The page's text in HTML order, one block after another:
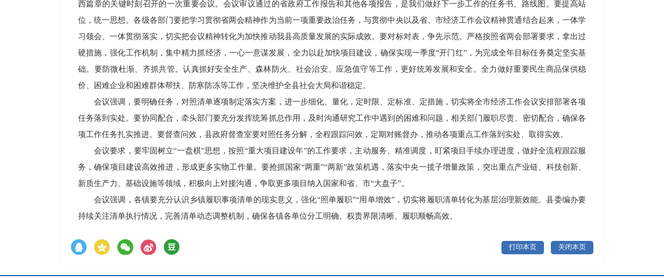
西篇章的关键时刻召开的一次重要会议。会议审议通过的省政府工作报告和其他各项报告，是我们做好下一步工作的任务书、路线图。要提高站
位，统一思想。各级各部门要把学习贯彻省两会精神作为当前一项重要政治任务，与贯彻中央以及省、市经济工作会议精神贯通结合起来，一体学
习领会、一体贯彻落实，切实把会议精神转化为加快推动我县高质量发展的实际成效。要对标对表，争先示范。严格按照省两会部署要求，拿出过
硬措施，强化工作机制，集中精力抓经济，一心一意谋发展，全力以赴加快项目建设，确保实现一季度“开门红”，为完成全年目标任务奠定坚实基
础。要防微杜渐、齐抓共管。认真抓好安全生产、森林防火、社会治安、应急值守等工作，更好统筹发展和安全。全力做好重要民生商品保供稳
价、困难企业和困难群体帮扶、防寒防冻等工作，坚决维护全县社会大局和谐稳定。
会议强调，要明确任务，对照清单逐项制定落实方案，进一步细化、量化，定时限、定标准、定措施，切实将全市经济工作会议安排部署各项
任务落到实处。要协同配合，牵头部门要充分发挥统筹抓总作用，及时沟通研究工作中遇到的困难和问题，相关部门履职尽责、密切配合，确保各
项工作任务扎实推进。要督查问效，县政府督查室要对照任务分解，全程跟踪问效，定期对账督办，推动各项重点工作落到实处、取得实效。
会议要求，要牢固树立“一盘棋”思想，按照“重大项目建设年”的工作要求，主动服务、精准调度，盯紧项目手续办理进度，做好全流程跟踪服
务，确保项目建设高效推进，形成更多实物工作量。要抢抓国家“两重”“两新”政策机遇，落实中央一揽子增量政策，突出重点产业链、科技创新、
新质生产力、基础设施等领域，积极向上对接沟通，争取更多项目纳入国家和省、市“大盘子”。
会议强调，各镇要充分认识乡镇履职事项清单的现实意义，强化“照单履职”“用单增效”，切实将履职清单转化为基层治理新效能。县委编办要
持续关注清单执行情况，完善清单动态调整机制，确保各镇各单位分工明确、权责界限清晰、履职顺畅高效。
打印本页 关闭本页